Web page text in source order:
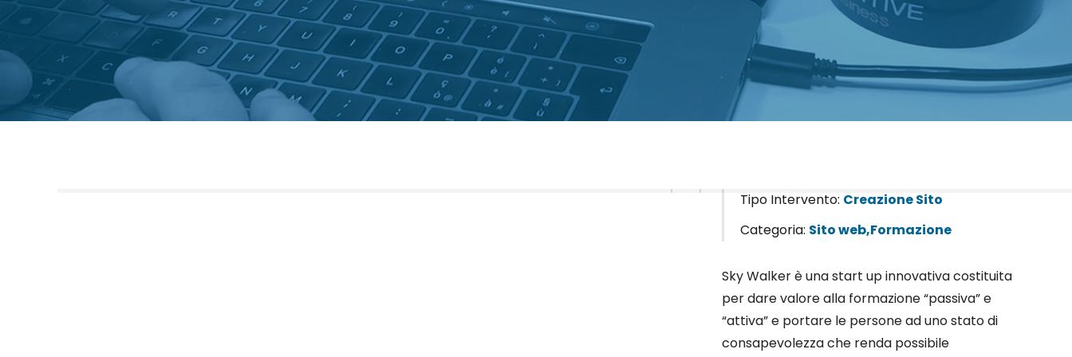
Tipo Intervento: Creazione Sito
Categoria: Sito web,Formazione
Sky Walker è una start up innovativa costituita
per dare valore alla formazione “passiva” e
“attiva” e portare le persone ad uno stato di
consapevolezza che renda possibile